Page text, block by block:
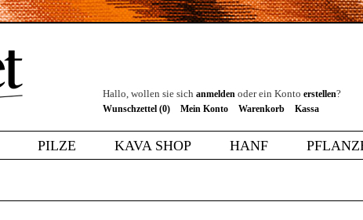
Hallo, wollen sie sich anmelden oder ein Konto erstellen?
Wunschzettel (0) Mein Konto Warenkorb Kassa
PILZE KAVA SHOP HANF